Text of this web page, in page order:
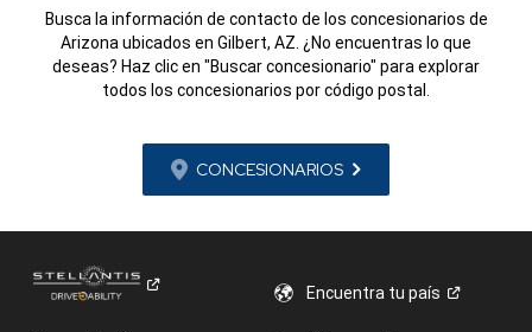
Busca la información de contacto de los concesionarios de
Arizona ubicados en Gilbert, AZ. ¿No encuentras lo que
deseas? Haz clic en "Buscar concesionario" para explorar
todos los concesionarios por código postal.
CONCESIONARIOS
Encuentra tupaís